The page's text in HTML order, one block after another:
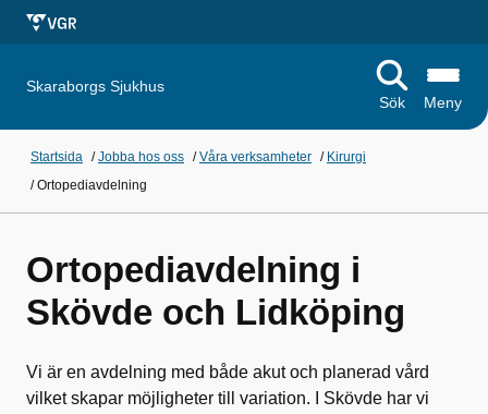
Skaraborgs Sjukhus
Sök
Meny
Startsida /Jobba hos oss /Våra verksamheter / Kirurgi
/Ortopediavdelning
Ortopediavdelning i
Skövde och Lidköping
Vi är en avdelning med både akut och planerad vård
vilket skapar möjligheter till variation. I Skövde har vi